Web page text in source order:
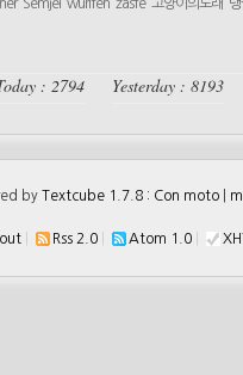
Semjei wurifen zasfe 고양이의노래
: 2794 Yesterday : 8193
by Textcube 1.7.8 : Con moto
Rss 2.0 Atom 1.0